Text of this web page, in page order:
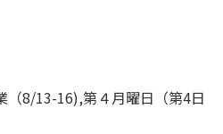
（8/13-16),第４月曜日（第4日